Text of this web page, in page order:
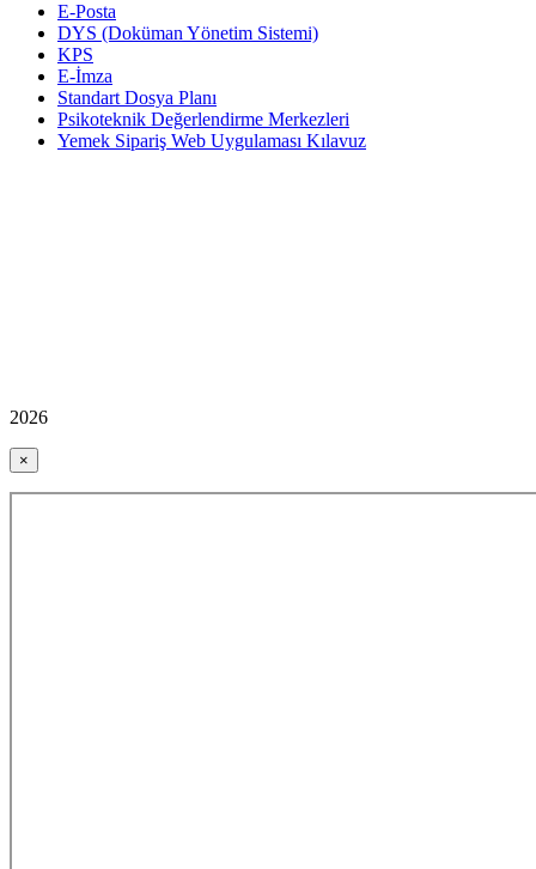
E-Posta
DYS (Doküman Yönetim Sistemi)
KPS
E-İmza
Standart Dosya Planı
Psikoteknik Değerlendirme Merkezleri
Yemek Sipariş Web Uygulaması Kılavuz
2026
×